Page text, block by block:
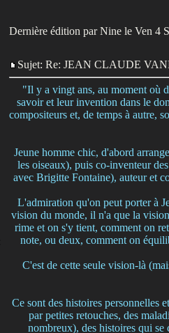
Dernière édition par Nine le Ven 4
Sujet: Re: JEAN CLAUDE
"Il y a vingt ans, au moment où
savoir et leur invention dans le
compositeurs et, de temps à autre,
Jeune homme chic, d'abord
les oiseaux), puis co-inventeur
avec Brigitte Fontaine), auteur et
L'admiration qu'on peut porter à
vision du monde, il n'a que la
rime et on s'y tient, comment on
note, ou deux, comment on
C'est de cette seule vision-là
Ce sont des histoires personnelles
par petites retouches, des
nombreux), des histoires qui